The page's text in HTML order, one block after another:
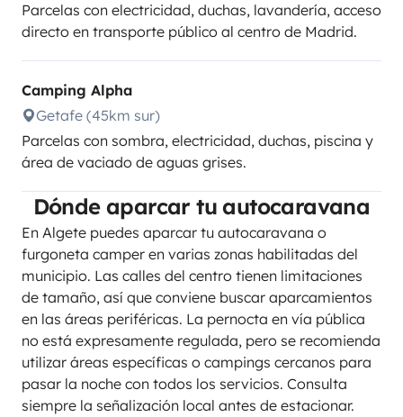
Parcelas con electricidad, duchas, lavandería, acceso
directo en transporte público al centro de Madrid.
Camping Alpha
Getafe (45km sur)
Parcelas con sombra, electricidad, duchas, piscina y
área de vaciado de aguas grises.
Dónde aparcar tu autocaravana
En Algete puedes aparcar tu autocaravana o
furgoneta camper en varias zonas habilitadas del
municipio. Las calles del centro tienen limitaciones
de tamaño, así que conviene buscar aparcamientos
en las áreas periféricas. La pernocta en vía pública
no está expresamente regulada, pero se recomienda
utilizar áreas específicas o campings cercanos para
pasar la noche con todos los servicios. Consulta
siempre la señalización local antes de estacionar.